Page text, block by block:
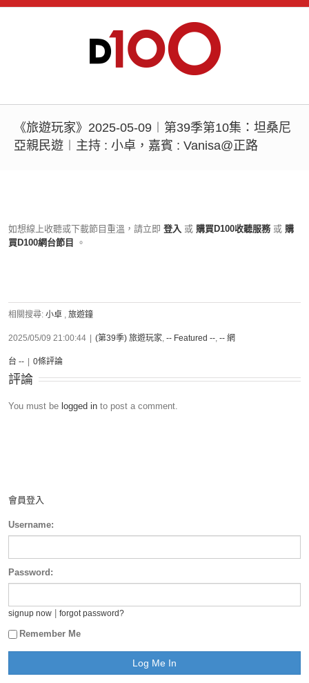
《旅遊玩家》2025-05-09︱第39季第10集：坦桑尼
亞親民遊︱主持 : 小卓，嘉賓 : Vanisa@正路
如想線上收聽或下載節目重溫，請立即 登入 或 購買D100收聽服務 或 購
買D100網台節目
。
相關搜尋: 小卓 , 旅遊鐘
2025/05/09 21:00:44 (第39季) 旅遊玩家, -- Featured --, -- 網
台 -- 0條評論
評論
You must be logged in to post a comment.
會員登入
Username:
Password:
signup now forgot password?
Remember Me